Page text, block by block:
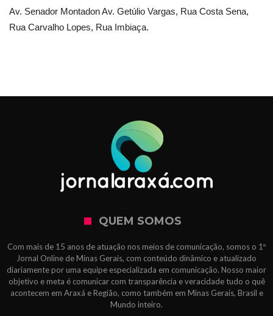
Av. Senador Montadon Av. Getúlio Vargas, Rua Costa Sena,
Rua Carvalho Lopes, Rua Imbiaça.
QUEM SOMOS
Com mais de 15 anos de atuação nos meios de comunicação, somos o 1º
Jornal Online de Minas Gerais, com conteúdo dinâmico e atualizado
diariamente por uma equipe especializada em comunicação. Nosso maior
objetivo e meta é comunicar com transparência e veracidade tudo o quê
acontecem em Araxá e Região, como também em Minas Gerais, Brasil e
Mundo inteiro.